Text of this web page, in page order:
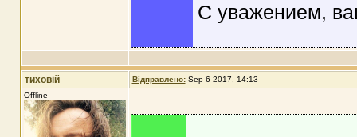
С уважением,
тиховій Відправлено: Sep 6 2017, 14:13
Offline